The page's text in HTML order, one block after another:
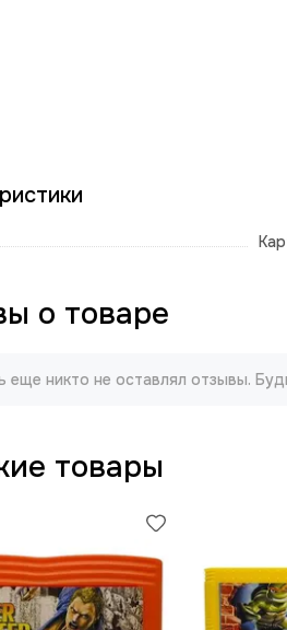
о товаре
еще никто не оставлял отзывы.
товары